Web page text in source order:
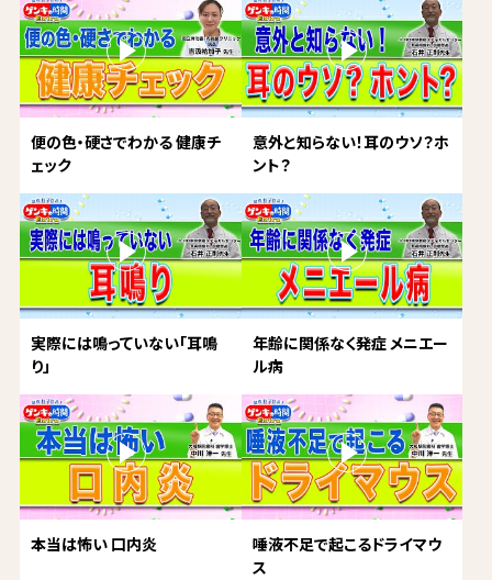
便の色・硬さでわかる 健康チ
ェック
意外と知らない！耳のウソ？ホ
ント？
実際には鳴っていない「耳鳴
り」
年齢に関係なく発症 メニエー
ル病
本当は怖い 口内炎
唾液不足で起こるドライマウ
ス